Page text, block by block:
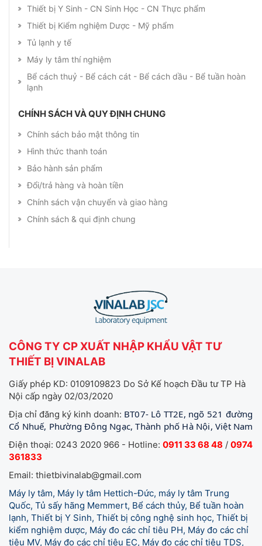
Thiết bị Y Sinh - CN Sinh Học - CN Thực phẩm
Thiết bị Kiểm nghiệm Dược - Mỹ phẩm
Tủ lạnh y tế
Máy ly tâm thí nghiệm
Bể cách thuỷ - Bể cách cát - Bể cách dầu - Bể tuần hoàn
lạnh
CHÍNH SÁCH VÀ QUY ĐỊNH CHUNG
Chính sách bảo mật thông tin
Hình thức thanh toán
Bảo hành sản phẩm
Đổi/trả hàng và hoàn tiền
Chính sách vận chuyển và giao hàng
Chính sách & qui định chung
CÔNG TY CP XUẤT NHẬP KHẨU VẬT TƯ
THIẾT BỊ VINALAB
Giấy phép KD: 0109109823 Do Sở Kế hoạch Đầu tư TP Hà
Nội cấp ngày 02/03/2020
Địa chỉ đăng ký kinh doanh: BT07- Lô TT2E, ngõ 521 đường
Cổ Nhuế, Phường Đông Ngạc, Thành phố Hà Nội, Việt Nam
Điện thoại: 0243 2020 966 - Hotline: 0911 33 68 48 / 0974
361833
Email: thietbivinalab@gmail.com
Máy ly tâm, Máy ly tâm Hettich-Đức, máy ly tâm Trung
Quốc, Tủ sấy hãng Memmert, Bể cách thủy, Bể tuần hoàn
lạnh, Thiết bị Y Sinh, Thiết bị công nghệ sinh học, Thiết bị
kiểm nghiệm dược, Máy đo các chỉ tiêu PH, Máy đo các chỉ
tiêu MV, Máy đo các chỉ tiêu EC, Máy đo các chỉ tiêu TDS,